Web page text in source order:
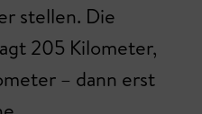
stellen. Die
205 Kilometer,
– dann erst